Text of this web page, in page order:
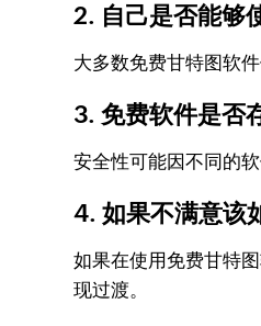
2. 自己是否能够
大多数免费甘特图软
3. 免费软件是否
安全性可能因不同的
4. 如果不满意该
如果在使用免费甘特
现过渡。